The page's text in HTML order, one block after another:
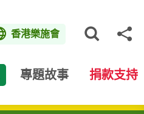
香港樂施會
專題故事 捐款支持